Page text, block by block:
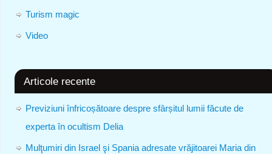
Turism magic
Video
Articole recente
Previziuni înfricoșătoare despre sfârșitul lumii făcute de
experta în ocultism Delia
Mulţumiri din Israel şi Spania adresate vrăjitoarei Maria din